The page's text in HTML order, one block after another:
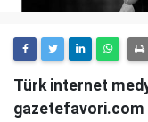
Türk internet
gazetefavori.com